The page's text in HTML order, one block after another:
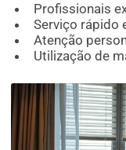
Profissionais
Serviço rápido
Atenção
Utilização de